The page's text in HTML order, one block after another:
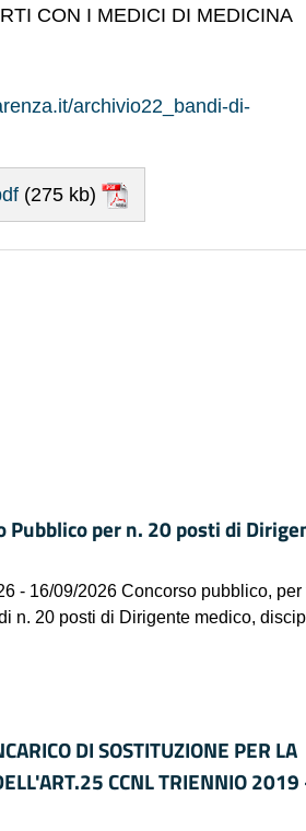
CON I MEDICI DI MEDICINA
archivio22_bandi-di-
(275 kb)
Pubblico per n. 20 posti di
- 16/09/2026 Concorso pubblico, per
n. 20 posti di Dirigente medico,
DI SOSTITUZIONE PER LA
CCNL TRIENNIO